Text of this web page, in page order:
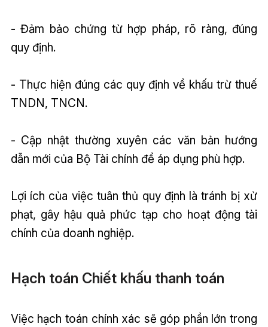
- Đảm bảo chứng từ hợp pháp, rõ ràng, đúng
quy định.
- Thực hiện đúng các quy định về khấu trừ thuế
TNDN, TNCN.
- Cập nhật thường xuyên các văn bản hướng
dẫn mới của Bộ Tài chính để áp dụng phù hợp.
Lợi ích của việc tuân thủ quy định là tránh bị xử
phạt, gây hậu quả phức tạp cho hoạt động tài
chính của doanh nghiệp.
Hạch toán Chiết khấu thanh toán
Việc hạch toán chính xác sẽ góp phần lớn trong